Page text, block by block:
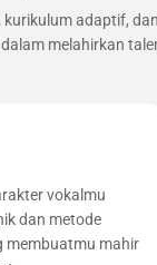
adaptif,
melahirkan
vokalmu
dan metode
membuatmu mahir